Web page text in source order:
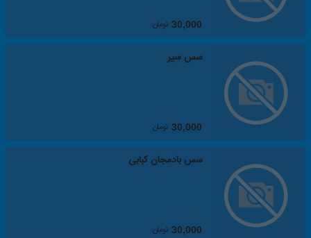
30,000 تومان
سس سیر
30,000 تومان
سس بادمجان کبابی
30,000 تومان